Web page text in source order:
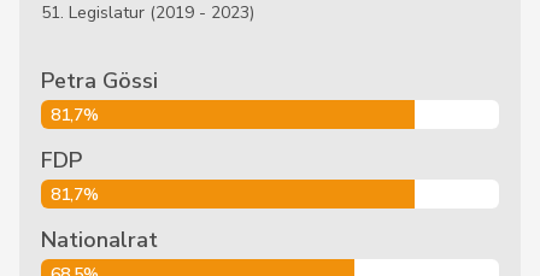
51. Legislatur (2019 - 2023)
Petra Gössi
81,7%
FDP
81,7%
Nationalrat